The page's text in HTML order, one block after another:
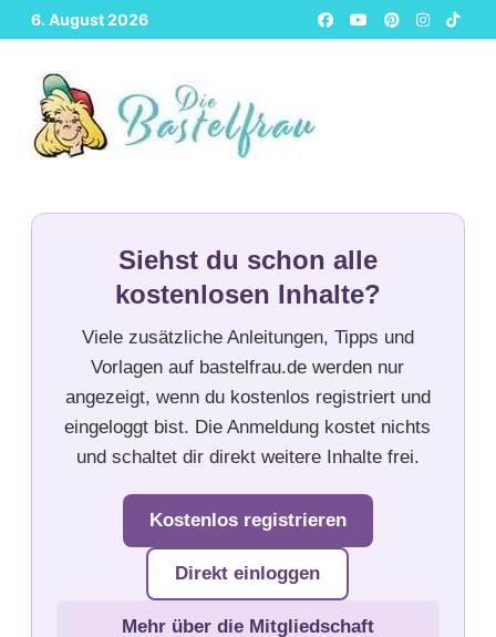
Zurück
zum
Inhalt
6. August 2026
Siehst du schon alle
kostenlosen Inhalte?
Viele zusätzliche Anleitungen, Tipps und
Vorlagen auf bastelfrau.de werden nur
angezeigt, wenn du kostenlos registriert und
eingeloggt bist. Die Anmeldung kostet nichts
und schaltet dir direkt weitere Inhalte frei.
Kostenlos registrieren
Direkt einloggen
Mehr über die Mitgliedschaft